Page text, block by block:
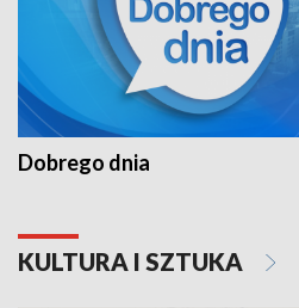
Dobrego dnia
KULTURA I SZTUKA